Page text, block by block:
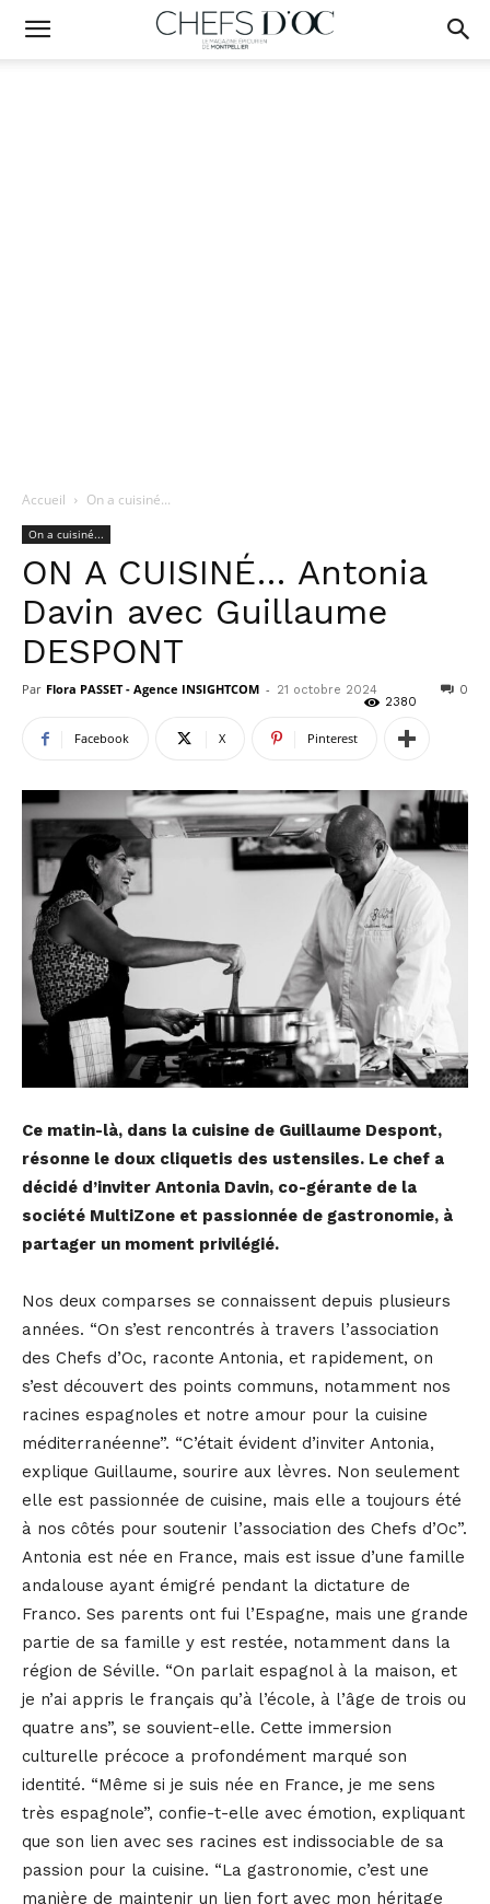
Accueil On a cuisiné...
On a cuisiné...
ON A CUISINÉ… Antonia
Davin avec Guillaume
DESPONT
Par Flora PASSET - Agence INSIGHTCOM - 21 octobre 2024
0
2380
Facebook X Pinterest
Ce matin-là, dans la cuisine de Guillaume Despont,
résonne le doux cliquetis des ustensiles. Le chef a
décidé d’inviter Antonia Davin, co-gérante de la
société MultiZone et passionnée de gastronomie, à
partager un moment privilégié.
Nos deux comparses se connaissent depuis plusieurs
années. “On s’est rencontrés à travers l’association
des Chefs d’Oc, raconte Antonia, et rapidement, on
s’est découvert des points communs, notamment nos
racines espagnoles et notre amour pour la cuisine
méditerranéenne”. “C’était évident d’inviter Antonia,
explique Guillaume, sourire aux lèvres. Non seulement
elle est passionnée de cuisine, mais elle a toujours été
à nos côtés pour soutenir l’association des Chefs d’Oc”.
Antonia est née en France, mais est issue d’une famille
andalouse ayant émigré pendant la dictature de
Franco. Ses parents ont fui l’Espagne, mais une grande
partie de sa famille y est restée, notamment dans la
région de Séville. “On parlait espagnol à la maison, et
je n’ai appris le français qu’à l’école, à l’âge de trois ou
quatre ans”, se souvient-elle. Cette immersion
culturelle précoce a profondément marqué son
identité. “Même si je suis née en France, je me sens
très espagnole”, confie-t-elle avec émotion, expliquant
que son lien avec ses racines est indissociable de sa
passion pour la cuisine. “La gastronomie, c’est une
manière de maintenir un lien fort avec mon héritage